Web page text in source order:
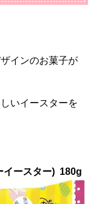
インのお菓子が
いイースターを
イースター) 180g